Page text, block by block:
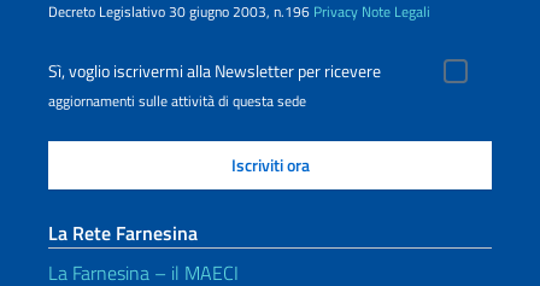
Decreto Legislativo 30 giugno 2003, n.196 Privacy Note Legali
Sì, voglio iscrivermi alla Newsletter per ricevere
aggiornamenti sulle attività di questa sede
La Rete Farnesina
La Farnesina – il MAECI